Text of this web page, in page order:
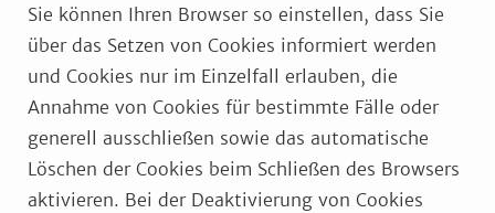
Sie können Ihren Browser so einstellen, dass Sie
über das Setzen von Cookies informiert werden
und Cookies nur im Einzelfall erlauben, die
Annahme von Cookies für bestimmte Fälle oder
generell ausschließen sowie das automatische
Löschen der Cookies beim Schließen des Browsers
aktivieren. Bei der Deaktivierung von Cookies